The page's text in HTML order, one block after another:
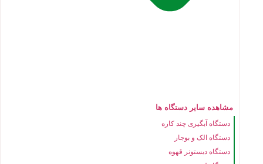
مشاهده سایر دستگاه ها
دستگاه آبگیری چند کاره
دستگاه الک و بوجار
دستگاه دیستونر قهوه